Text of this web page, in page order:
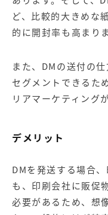
ど、比較的大きめな
的に開封率も高まり
また、DMの送付の
セグメントできるた
リアマーケティング
デメリット
DMを発送する場合
も、印刷会社に販促
必要があるため、想